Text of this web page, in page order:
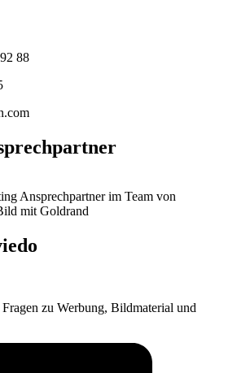
88
zu Werbung, Bildmaterial und